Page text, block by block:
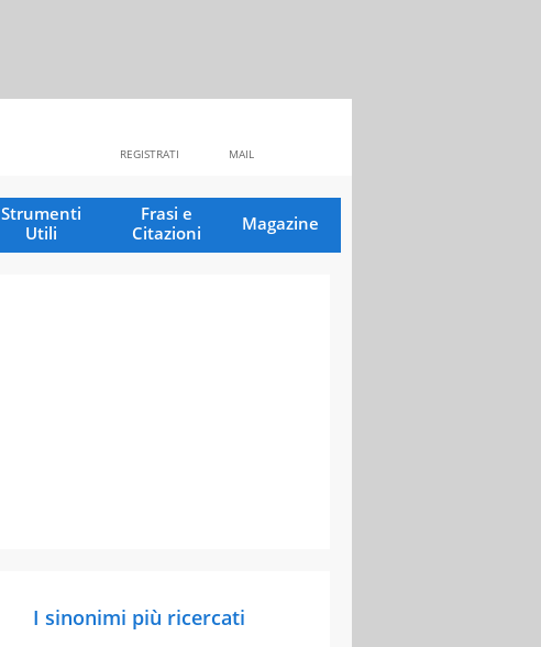
MAIL
REGISTRATI
Strumenti
Utili
Frasi e
Citazioni
Magazine
I sinonimi più ricercati